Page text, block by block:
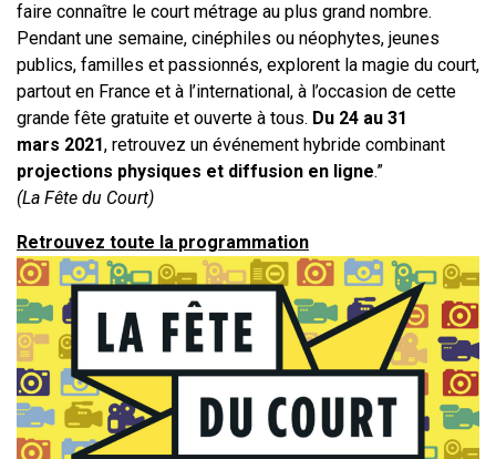
faire connaître le court métrage au plus grand nombre.
Pendant une semaine, cinéphiles ou néophytes, jeunes
publics, familles et passionnés, explorent la magie du court,
partout en France et à l’international, à l’occasion de cette
grande fête gratuite et ouverte à tous. Du 24 au 31
mars 2021, retrouvez un événement hybride combinant
projections physiques et diffusion en ligne.”
(La Fête du Court)
Retrouvez toute la programmation